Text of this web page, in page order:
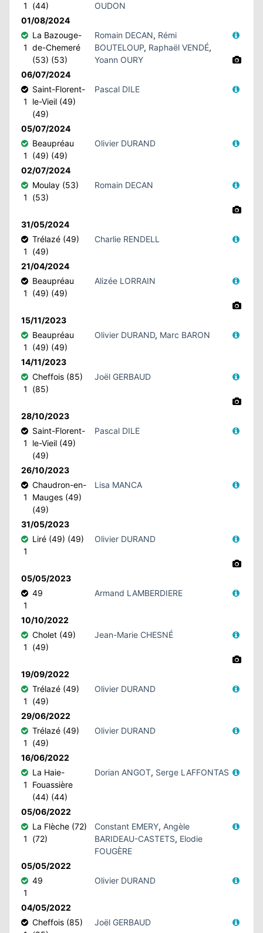
1
(44)
OUDON
01/08/2024
1
La Bazouge-
de-Chemeré
(53) (53)
Romain DECAN, Rémi
BOUTELOUP, Raphaël VENDÉ,
Yoann OURY
06/07/2024
1
Saint-Florent-
le-Vieil (49)
(49)
Pascal DILE
05/07/2024
1
Beaupréau
(49) (49)
Olivier DURAND
02/07/2024
1
Moulay (53)
(53)
Romain DECAN
31/05/2024
1
Trélazé (49)
(49)
Charlie RENDELL
21/04/2024
1
Beaupréau
(49) (49)
Alizée LORRAIN
15/11/2023
1
Beaupréau
(49) (49)
Olivier DURAND, Marc BARON
14/11/2023
1
Cheffois (85)
(85)
Joël GERBAUD
28/10/2023
1
Saint-Florent-
le-Vieil (49)
(49)
Pascal DILE
26/10/2023
1
Chaudron-en-
Mauges (49)
(49)
Lisa MANCA
31/05/2023
1
Liré (49) (49) Olivier DURAND
05/05/2023
1
49 Armand LAMBERDIERE
10/10/2022
1
Cholet (49)
(49)
Jean-Marie CHESNÉ
19/09/2022
1
Trélazé (49)
(49)
Olivier DURAND
29/06/2022
1
Trélazé (49)
(49)
Olivier DURAND
16/06/2022
1
La Haie-
Fouassière
(44) (44)
Dorian ANGOT, Serge LAFFONTAS
05/06/2022
1
La Flèche (72)
(72)
Constant EMERY, Angèle
BARIDEAU-CASTETS, Elodie
FOUGÈRE
05/05/2022
1
49 Olivier DURAND
04/05/2022
Cheffois (85)
Joël GERBAUD